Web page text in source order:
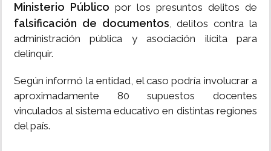
Ministerio Público por los presuntos delitos de
falsificación de documentos, delitos contra la
administración pública y asociación ilícita para
delinquir.
Según informó la entidad, el caso podría involucrar a
aproximadamente 80 supuestos docentes
vinculados al sistema educativo en distintas regiones
del país.